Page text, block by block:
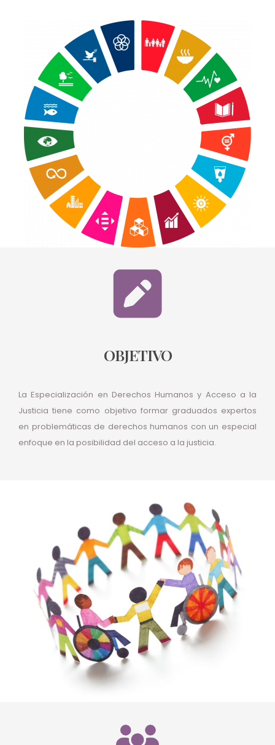
OBJETIVO
La Especialización en Derechos Humanos y Acceso a la
Justicia tiene como objetivo formar graduados expertos
en problemáticas de derechos humanos con un especial
enfoque en la posibilidad del acceso a la justicia.